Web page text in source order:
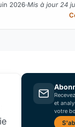
2026 Mis à jour 24
et
votre